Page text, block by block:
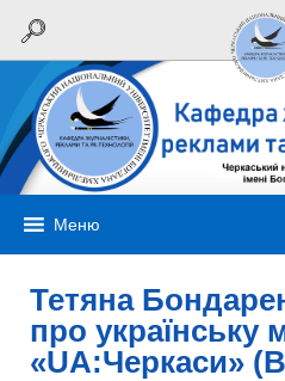
Меню
Тетяна
про українську
«UA:Черкаси»